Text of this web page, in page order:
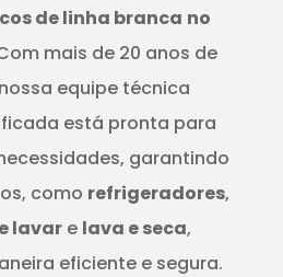
de linha branca no
mais de 20 anos de
equipe técnica
está pronta para
garantindo
como refrigeradores,
lavar e lava e seca,
eficiente e segura.